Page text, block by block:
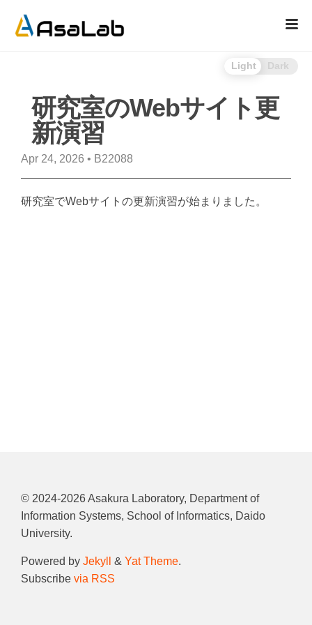
Light Dark
研究室のWebサイト更
新演習
Apr 24, 2026 • B22088
研究室でWebサイトの更新演習が始まりました。
© 2024-2026Asakura Laboratory, Department of
Information Systems, School of Informatics, Daido
University.
Powered by Jekyll & Yat Theme.
Subscribe via RSS